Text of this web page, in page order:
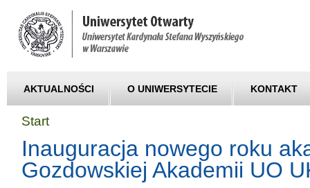
AKTUALNOŚCI O UNIWERSYTECIE KONTAKT
Start
Inauguracja nowego roku
Gozdowskiej Akademii UO